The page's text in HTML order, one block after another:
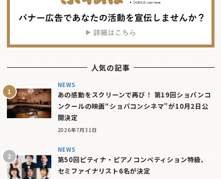
人気の記事
NEWS
あの感動をスクリーンで再び！ 第19回ショパンコ
ンクールの映画“ショパコンシネマ”が10月2日公
開決定
2026年7月31日
NEWS
第50回ピティナ・ピアノコンペティション特級、
セミファイナリスト6名が決定